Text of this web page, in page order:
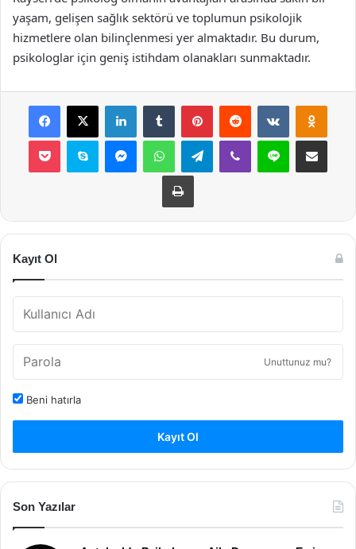
yaşam, gelişen sağlık sektörü ve toplumun psikolojik
hizmetlere olan bilinçlenmesi yer almaktadır. Bu durum,
psikologlar için geniş istihdam olanakları sunmaktadır.
Facebook
X LinkedInTumblr PinterestReddit VKontakte
Pocket Skype MessengerWhatsAppTelegramViber Line E-Posta ile
Yazdır
Kayıt Ol
Unuttunuz mu?
Beni hatırla
Kayıt Ol
Son Yazılar